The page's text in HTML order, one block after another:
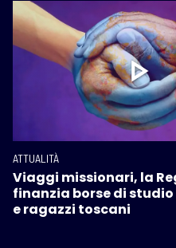
ATTUALITÀ
Viaggi missionari, la
finanzia borse di
e ragazzi toscani